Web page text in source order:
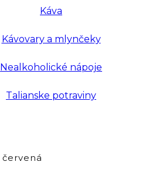
Káva
Kávovary a mlynčeky
Nealkoholické nápoje
Talianske potraviny